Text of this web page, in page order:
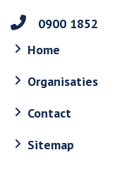
0900 1852
Home
Organisaties
Contact
Sitemap